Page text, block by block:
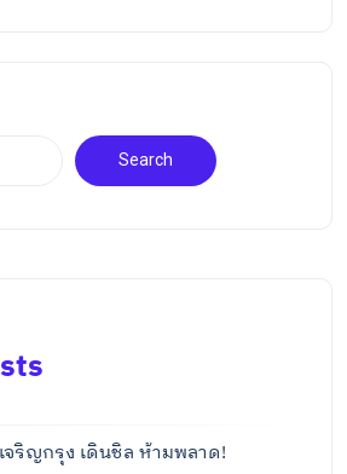
Search
จริญกรุง เดินชิล ห้ามพลาด!